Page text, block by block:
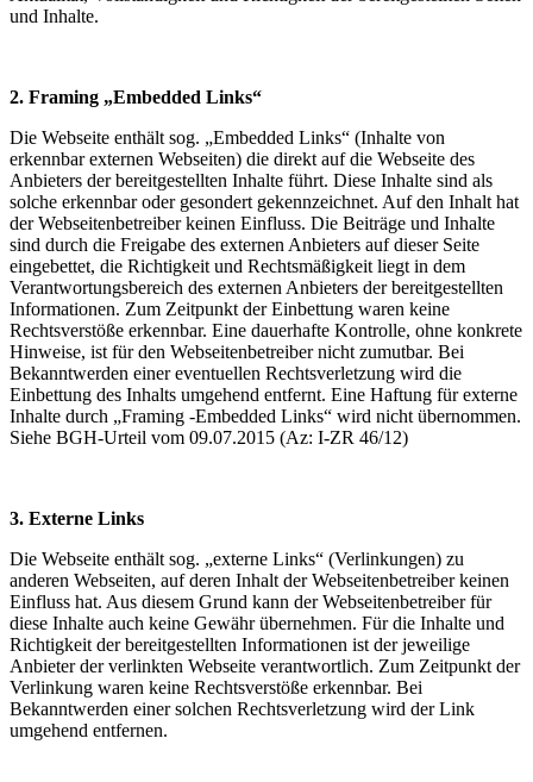
und Inhalte.
2. Framing „Embedded Links“
Die Webseite enthält sog. „Embedded Links“ (Inhalte von
erkennbar externen Webseiten) die direkt auf die Webseite des
Anbieters der bereitgestellten Inhalte führt. Diese Inhalte sind als
solche erkennbar oder gesondert gekennzeichnet. Auf den Inhalt hat
der Webseitenbetreiber keinen Einfluss. Die Beiträge und Inhalte
sind durch die Freigabe des externen Anbieters auf dieser Seite
eingebettet, die Richtigkeit und Rechtsmäßigkeit liegt in dem
Verantwortungsbereich des externen Anbieters der bereitgestellten
Informationen. Zum Zeitpunkt der Einbettung waren keine
Rechtsverstöße erkennbar. Eine dauerhafte Kontrolle, ohne konkrete
Hinweise, ist für den Webseitenbetreiber nicht zumutbar. Bei
Bekanntwerden einer eventuellen Rechtsverletzung wird die
Einbettung des Inhalts umgehend entfernt. Eine Haftung für externe
Inhalte durch „Framing -Embedded Links“ wird nicht übernommen.
Siehe BGH-Urteil vom 09.07.2015 (Az: I-ZR 46/12)
3. Externe Links
Die Webseite enthält sog. „externe Links“ (Verlinkungen) zu
anderen Webseiten, auf deren Inhalt der Webseitenbetreiber keinen
Einfluss hat. Aus diesem Grund kann der Webseitenbetreiber für
diese Inhalte auch keine Gewähr übernehmen. Für die Inhalte und
Richtigkeit der bereitgestellten Informationen ist der jeweilige
Anbieter der verlinkten Webseite verantwortlich. Zum Zeitpunkt der
Verlinkung waren keine Rechtsverstöße erkennbar. Bei
Bekanntwerden einer solchen Rechtsverletzung wird der Link
umgehend entfernen.